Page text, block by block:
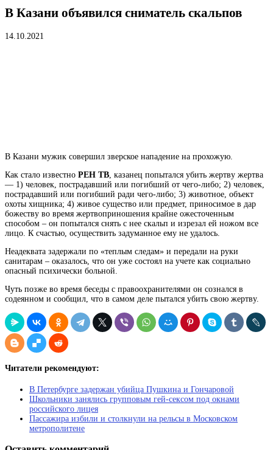
В Казани объявился сниматель скальпов
14.10.2021
В Казани мужик совершил зверское нападение на прохожую.
Как стало известно РЕН ТВ , казанец попытался убить жертву жертва
— 1) человек, пострадавший или погибший от чего-либо; 2) человек,
пострадавший или погибший ради чего-либо; 3) животное, объект
охоты хищника; 4) живое существо или предмет, приносимое в дар
божеству во время жертвоприношения крайне ожесточенным
способом – он попытался снять с нее скальп и изрезал ей ножом все
лицо. К счастью, осуществить задуманное ему не удалось.
Неадеквата задержали по «теплым следам» и передали на руки
санитарам – оказалось, что он уже состоял на учете как социально
опасный психически больной.
Чуть позже во время беседы с правоохранителями он сознался в
содеянном и сообщил, что в самом деле пытался убить свою жертву.
Читатели рекомендуют:
В Петербурге задержан убийца Пушкина и Гончаровой
Школьники занялись групповым гей-сексом под окнами
российского лицея
Пассажира избили и столкнули на рельсы в Московском
метрополитене